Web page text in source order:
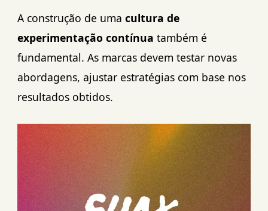
A construção de uma cultura de
experimentação contínua também é
fundamental. As marcas devem testar novas
abordagens, ajustar estratégias com base nos
resultados obtidos.